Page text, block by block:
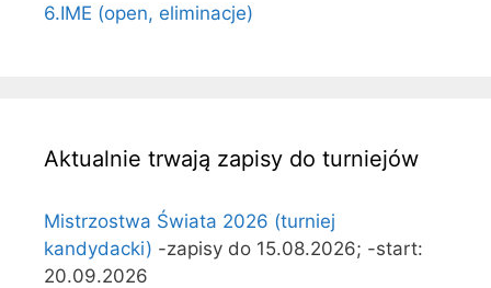
6.IME (open, eliminacje)
Aktualnie trwają zapisy do turniejów
Mistrzostwa Świata 2026 (turniej
kandydacki) -zapisy do 15.08.2026; -start:
20.09.2026